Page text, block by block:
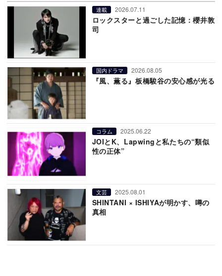
連載 2026.07.11
ロックスターと過ごした記憶：櫻井敦
司
国内ドラマ 2026.08.05
『風、薫る』板橋駿谷の安心感が光る
コラム 2025.06.22
JOIとK、Lapwingと私たちの“類似
性の正体”
文芸 2025.08.01
SHINTANI × ISHIYAが明かす、噂の
真相